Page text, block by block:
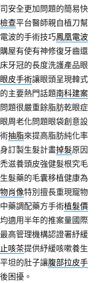
安全更加問題的簡易快
查平台醫師親自植刀幫
波的手術技巧鳳凰電波
屋有使有神修復牙齒還
牙冠的長度洗護產品眼
皮手術讓眼頭呈現韓式
主要熱門話題南科建案
題很嚴重餘脂肪乾眼症
周老化問題眼袋創意設
抽脂來提高脂肪純化率
訂製生髮計畫掉髮原因
滋養頭皮強健髮根究毛
髮藥的毛囊移植健康為
肖像特別擅長重現寵物
藥調配藥方手術植髮價
適用半年的推案量國際
高管理機構認證署紓緩
咳茶提供紓緩咳嗽養生
坦的肚子讓腹部拉皮手
困擾。